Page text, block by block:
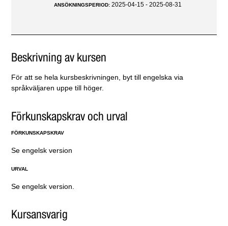
ANSÖKNINGSPERIOD:2025-04-15 - 2025-08-31
Beskrivning av kursen
För att se hela kursbeskrivningen, byt till engelska via
språkväljaren uppe till höger.
Förkunskapskrav och urval
FÖRKUNSKAPSKRAV
Se engelsk version
URVAL
Se engelsk version.
Kursansvarig